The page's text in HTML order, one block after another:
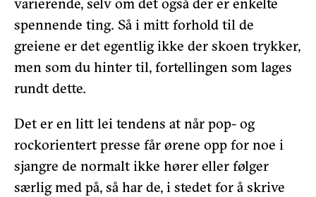
spennende ting. Så i mitt forhold til de
greiene er det egentlig ikke der skoen trykker,
men som du hinter til, fortellingen som lages
rundt dette.
Det er en litt lei tendens at når pop- og
rockorientert presse får ørene opp for noe i
sjangre de normalt ikke hører eller følger
særlig med på, så har de, i stedet for å skrive